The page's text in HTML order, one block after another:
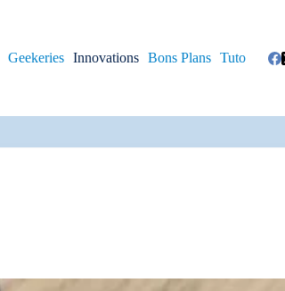
Geekeries Innovations Bons Plans Tuto